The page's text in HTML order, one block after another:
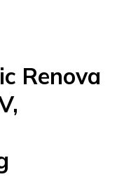
Renova